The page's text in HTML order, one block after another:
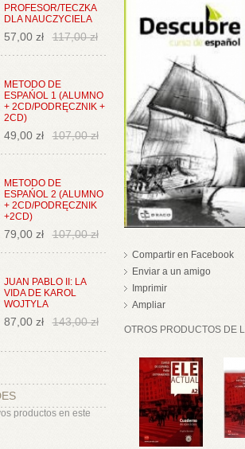
PROFESOR/TECZKA
DLA NAUCZYCIELA
57,00 zł 117,00 zł
METODO DE
ESPAŃOL 1 (ALUMNO
+ 2CD/PODRĘCZNIK +
2CD)
49,00 zł 107,00 zł
METODO DE
ESPAŃOL 2 (ALUMNO
+ 2CD/PODRĘCZNIK
+2CD)
79,00 zł 107,00 zł
JUAN PABLO II: LA
VIDA DE KAROL
WOJTYLA
87,00 zł 143,00 zł
productos en este
Compartir en Facebook
Enviar a un amigo
Imprimir
Ampliar
OTROS PRODUCTOS DE